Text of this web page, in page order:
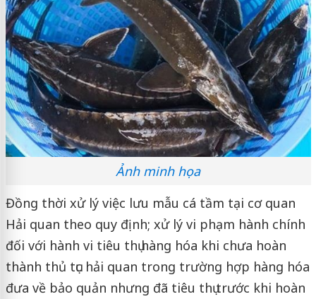
Ảnh minh họa
Đồng thời xử lý việc lưu mẫu cá tầm tại cơ quan
Hải quan theo quy định; xử lý vi phạm hành chính
đối với hành vi tiêu thụ hàng hóa khi chưa hoàn
thành thủ tục hải quan trong trường hợp hàng hóa
đưa về bảo quản nhưng đã tiêu thụ trước khi hoàn